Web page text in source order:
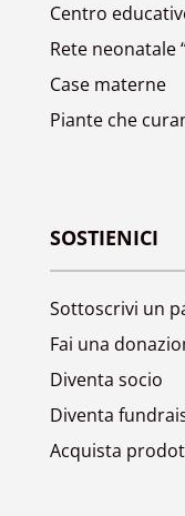
Centro
Rete neonatale
Case materne
Piante che
SOSTIENICI
Sottoscrivi un
Fai una
Diventa socio
Diventa
Acquista